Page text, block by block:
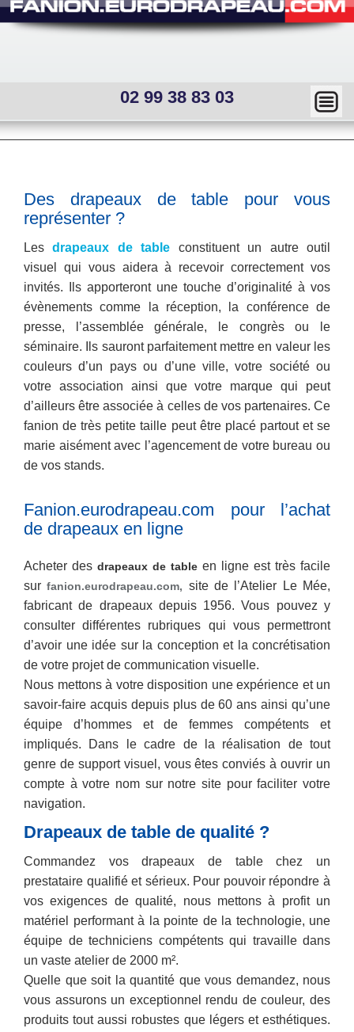
02 99 38 83 03
Ma
squ
me
nu
Sous
menu
interne
Des drapeaux de table pour vous
représenter ?
Lesdrapeaux de table constituent un autre outil
visuel qui vous aidera à recevoir correctement vos
invités. Ils apporteront une touche d’originalité à vos
évènements comme la réception, la conférence de
presse, l’assemblée générale, le congrès ou le
séminaire. Ils sauront parfaitement mettre en valeur les
couleurs d’un pays ou d’une ville, votre société ou
votre association ainsi que votre marque qui peut
d’ailleurs être associée à celles de vos partenaires. Ce
fanion de très petite taille peut être placé partout et se
marie aisément avec l’agencement de votre bureau ou
de vos stands.
Fanion.eurodrapeau.com pour l’achat
de drapeaux en ligne
Acheter des drapeaux de table en ligne est très facile
surfanion.eurodrapeau.com, site de l’Atelier Le Mée,
fabricant de drapeaux depuis 1956. Vous pouvez y
consulter différentes rubriques qui vous permettront
d’avoir une idée sur la conception et la concrétisation
de votre projet de communication visuelle.
Nous mettons à votre disposition une expérience et un
savoir-faire acquis depuis plus de 60 ans ainsi qu’une
équipe d’hommes et de femmes compétents et
impliqués. Dans le cadre de la réalisation de tout
genre de support visuel, vous êtes conviés à ouvrir un
compte à votre nom sur notre site pour faciliter votre
navigation.
Drapeaux de table de qualité ?
Commandez vos drapeaux de table chez un
prestataire qualifié et sérieux. Pour pouvoir répondre à
vos exigences de qualité, nous mettons à profit un
matériel performant à la pointe de la technologie, une
équipe de techniciens compétents qui travaille dans
un vaste atelier de 2000 m².
Quelle que soit la quantité que vous demandez, nous
vous assurons un exceptionnel rendu de couleur, des
produits tout aussi robustes que légers et esthétiques.